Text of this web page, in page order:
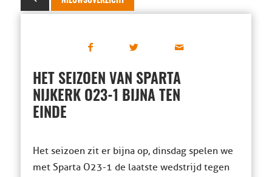
HET SEIZOEN VAN SPARTA
NIJKERK O23-1 BIJNA TEN
EINDE
Het seizoen zit er bijna op, dinsdag spelen we
met Sparta O23-1 de laatste wedstrijd tegen